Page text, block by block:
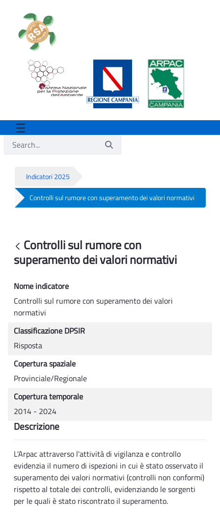
Indicatori 2025
Controlli sul rumore con superamento dei valori normativi
Back
Controlli sul rumore con
superamento dei valori normativi
Nome indicatore
Controlli sul rumore con superamento dei valori
normativi
Classificazione DPSIR
Risposta
Copertura spaziale
Provinciale/Regionale
Copertura temporale
2014 - 2024
Descrizione
L'Arpac attraverso l'attività di vigilanza e controllo
evidenzia il numero di ispezioni in cui è stato osservato il
superamento dei valori normativi (controlli non conformi)
rispetto al totale dei controlli, evidenziando le sorgenti
per le quali è stato riscontrato il superamento.